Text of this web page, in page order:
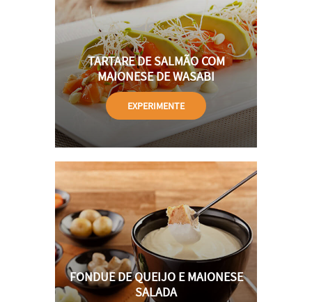
TARTARE DE SALMÃO COM
MAIONESE DE WASABI
EXPERIMENTE
FONDUE DE QUEIJO E MAIONESE
SALADA